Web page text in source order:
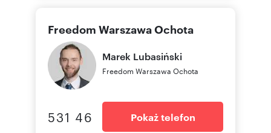
Ponadto niniejsze materiały stanowią tajemnicę
przedsiębiorstwa Freedom Franchise Sp. z o.o.
lub podmiotów współpracujących w rozumieniu
ustawy z dnia 16 kwietnia 1993 r. o zwalczaniu
nieuczciwej konkurencji (Dz. U. z 2003 r., Nr 153,
poz. 1503 z późn. zm.). Niniejsze ogłoszenie nie
stanowi oferty w rozumieniu Kodeksu
Cywilnego, lecz ma charakter informacyjny."
Oferta wysłana z programu dla biur
Freedom Warszawa Ochota
Marek Lubasiński
Freedom Warszawa Ochota
531 46 Pokaż telefon